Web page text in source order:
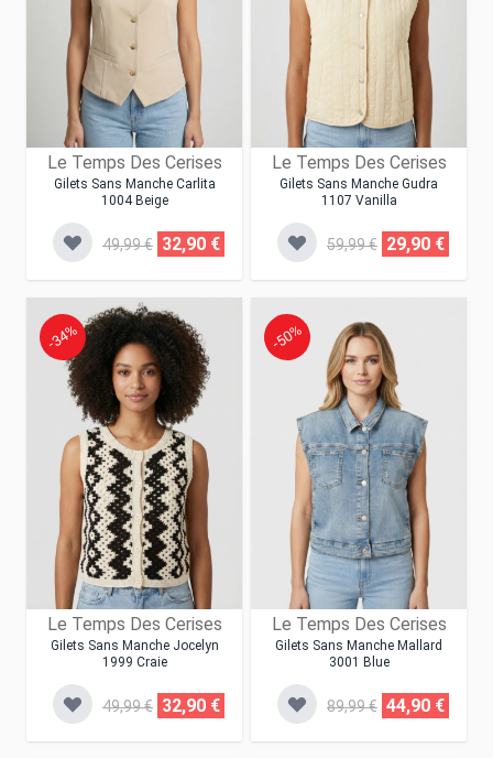
Le Temps Des Cerises
Gilets Sans Manche Carlita
1004 Beige
49,99 € 32,90 €
Le Temps Des Cerises
Gilets Sans Manche Gudra
1107 Vanilla
59,99 € 29,90 €
Le Temps Des Cerises
Gilets Sans Manche Jocelyn
1999 Craie
-34%
49,99 € 32,90 €
Le Temps Des Cerises
Gilets Sans Manche Mallard
3001 Blue
-50%
89,99 € 44,90 €